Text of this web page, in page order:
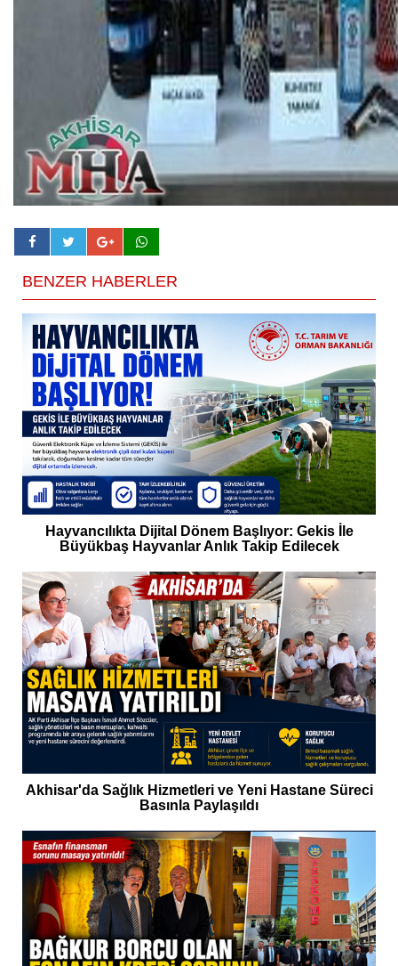
BENZER HABERLER
Hayvancılıkta Dijital Dönem Başlıyor: Gekis İle
Büyükbaş Hayvanlar Anlık Takip Edilecek
Akhisar'da Sağlık Hizmetleri ve Yeni Hastane Süreci
Basınla Paylaşıldı